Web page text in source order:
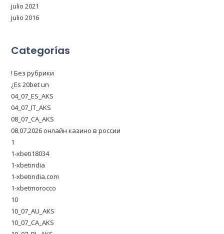
julio 2021
julio 2016
Categorías
! Без рубрики
¿Es 20bet un
04_07_ES_AKS
04_07_IT_AKS
08_07_CA_AKS
08.07.2026 онлайн казино в россии
1
1-xbeti18034
1-xbetindia
1-xbetindia.com
1-xbetmorocco
10
10_07_AU_AKS
10_07_CA_AKS